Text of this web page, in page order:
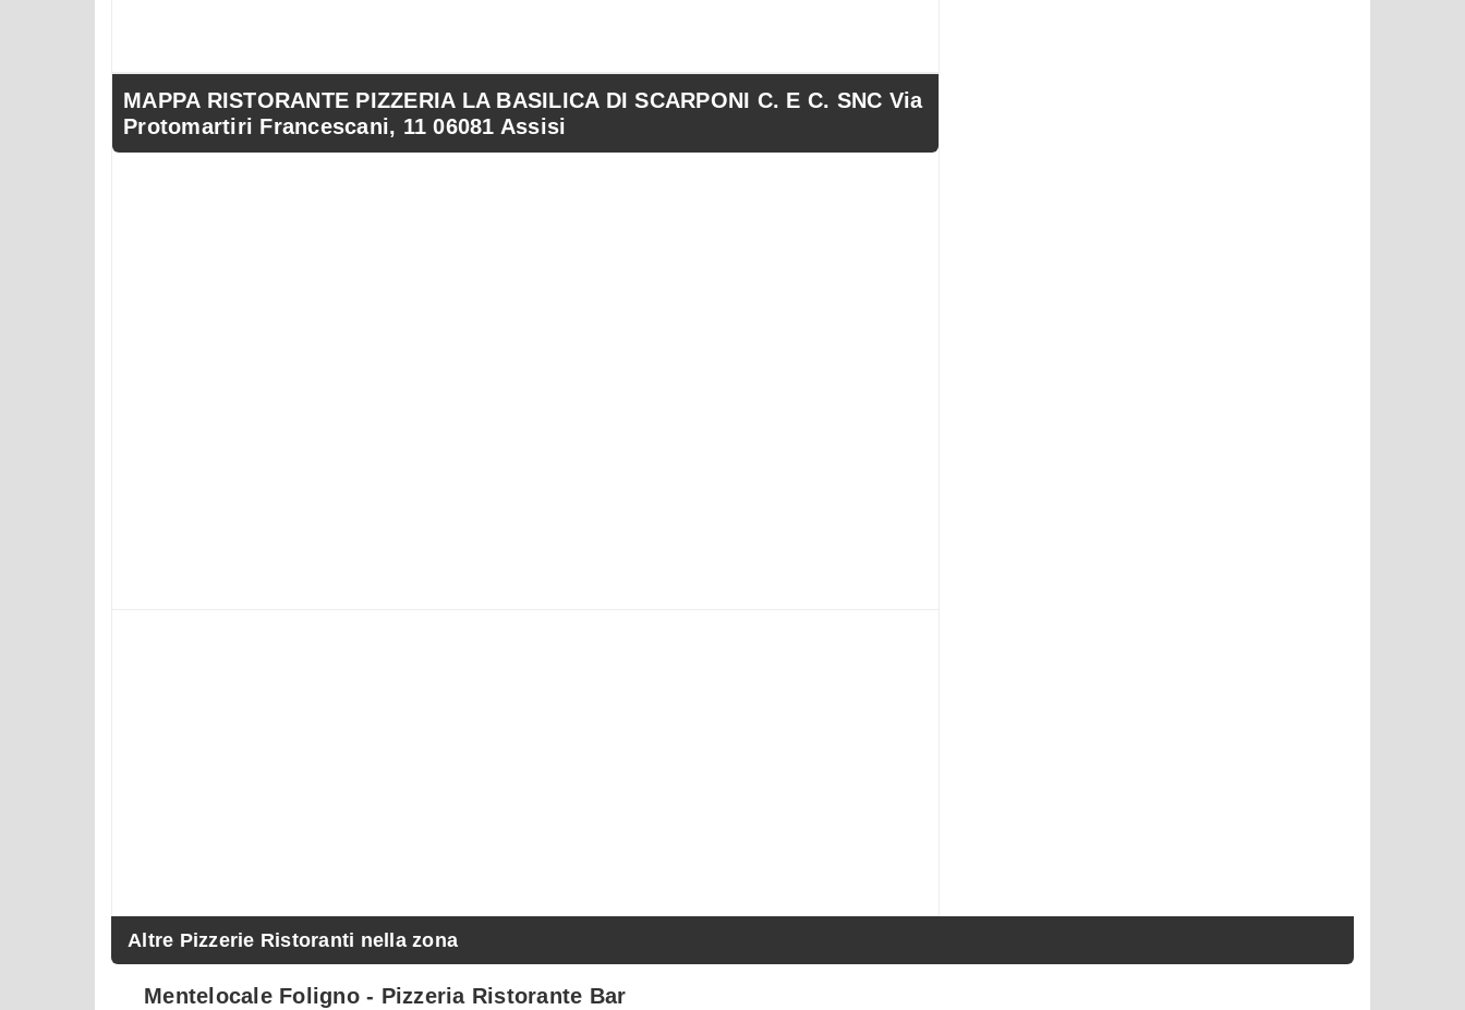
MAPPA RISTORANTE PIZZERIA LA BASILICA DI SCARPONI C. E C. SNC Via
Protomartiri Francescani, 11 06081 Assisi
Altre Pizzerie Ristoranti nella zona
Mentelocale Foligno - Pizzeria Ristorante Bar